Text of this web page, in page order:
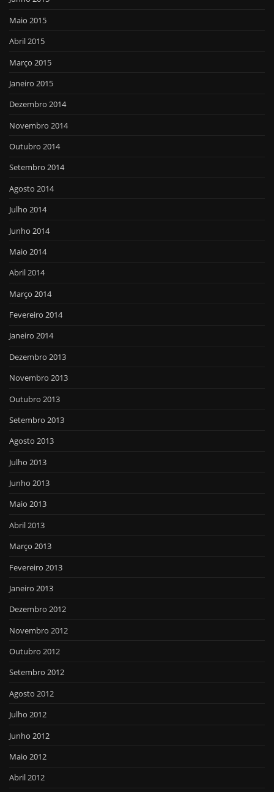
Maio 2015
Abril 2015
Março 2015
Janeiro 2015
Dezembro 2014
Novembro 2014
Outubro 2014
Setembro 2014
Agosto 2014
Julho 2014
Junho 2014
Maio 2014
Abril 2014
Março 2014
Fevereiro 2014
Janeiro 2014
Dezembro 2013
Novembro 2013
Outubro 2013
Setembro 2013
Agosto 2013
Julho 2013
Junho 2013
Maio 2013
Abril 2013
Março 2013
Fevereiro 2013
Janeiro 2013
Dezembro 2012
Novembro 2012
Outubro 2012
Setembro 2012
Agosto 2012
Julho 2012
Junho 2012
Maio 2012
Abril 2012